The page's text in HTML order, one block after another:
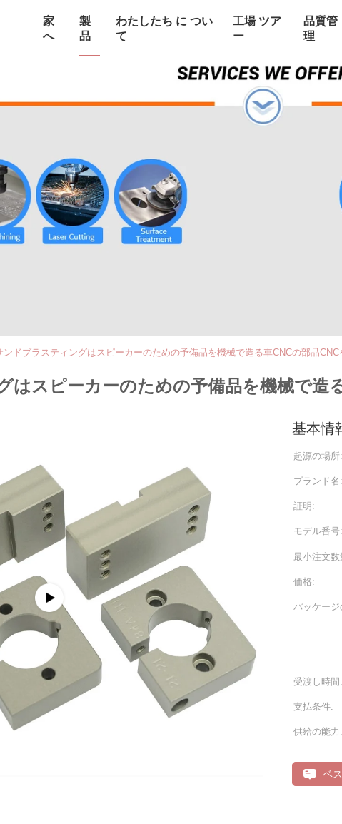
家
へ
製
品
わたしたち に つい
て
工場 ツア
ー
品質管
理
ンドブラスティングはスピーカーのための予備品を機械で造る車CNCの部品CNC
はスピーカーのための予備品を機械で造
基本情
起源の場所:
ブランド名:
証明:
モデル番号:
最小注文数
価格:
パッケージ
受渡し時間:
支払条件:
供給の能力:
ベ